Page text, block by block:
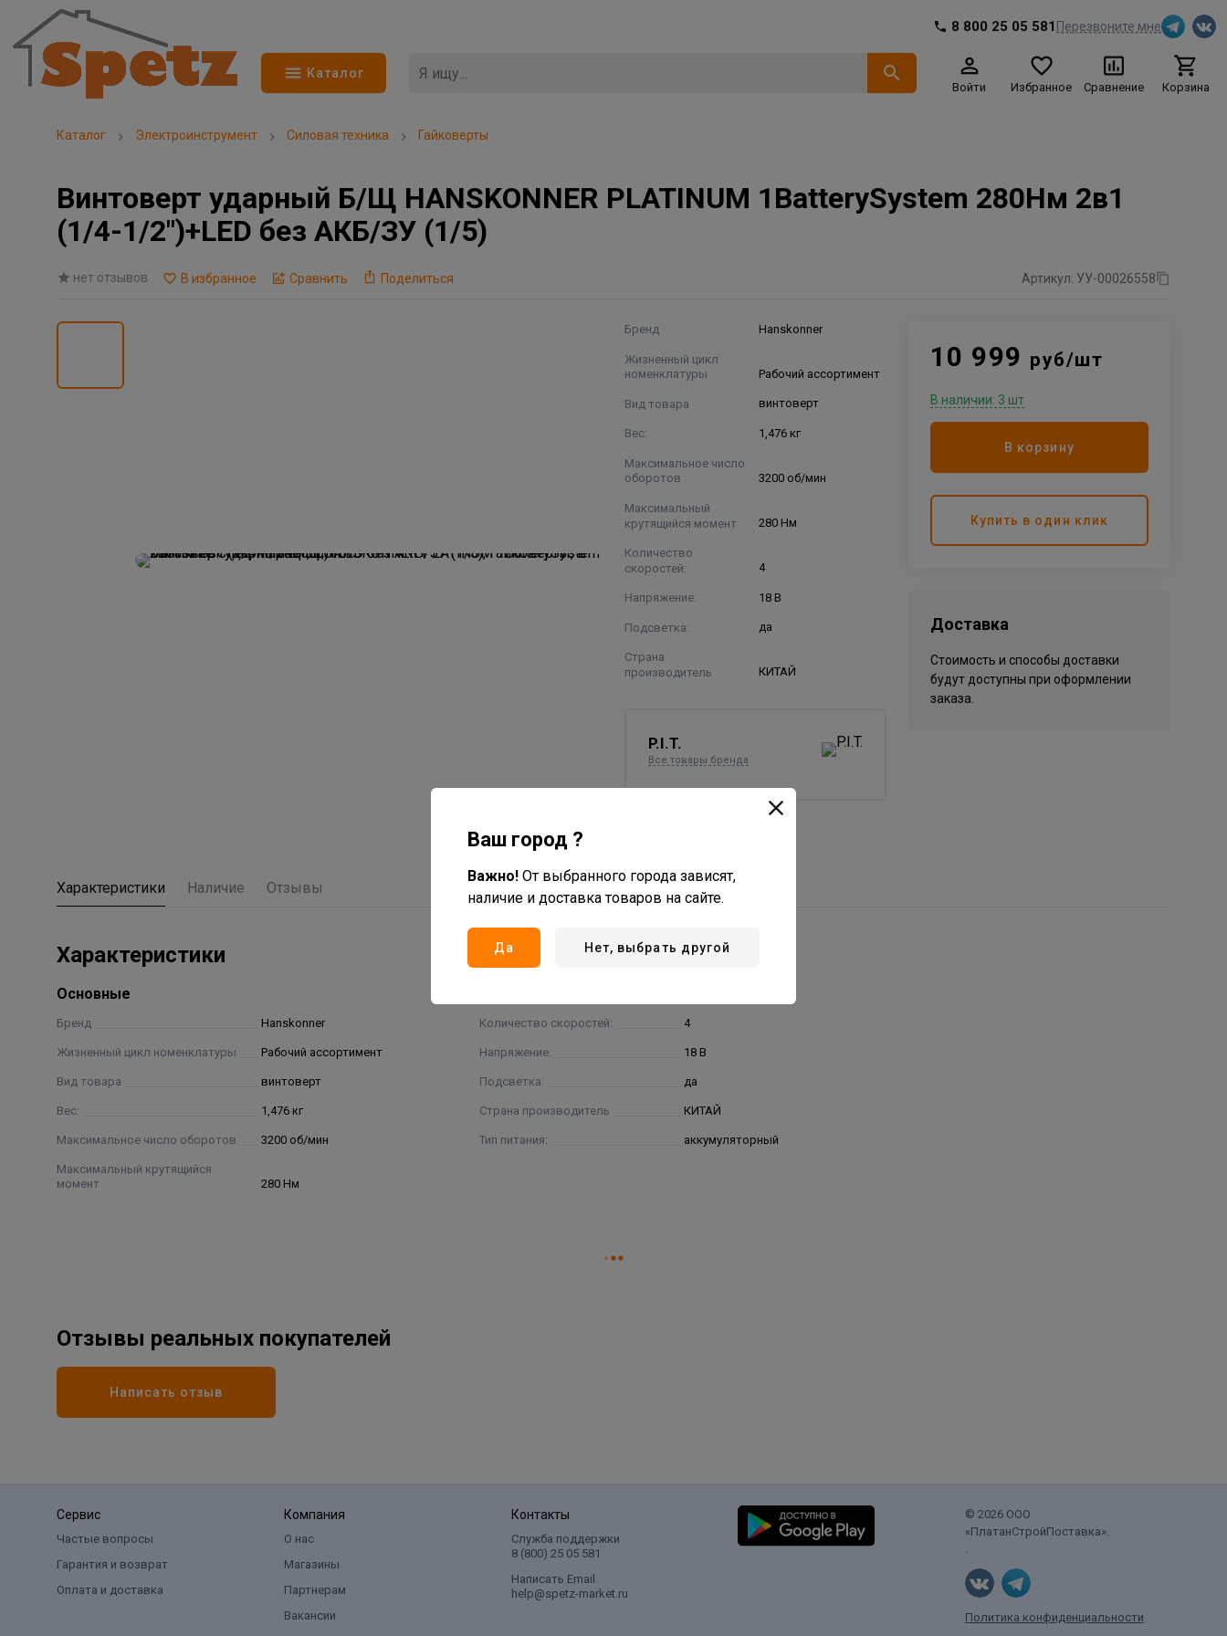
8 800 25 05 581 Перезвоните мне
Каталог
Войти Избранное Сравнение Корзина
Каталог Электроинструмент Силовая техника Гайковерты
Винтоверт ударный Б/Щ HANSKONNER PLATINUM 1BatterySystem 280Нм 2в1
(1/4-1/2")+LED без АКБ/ЗУ (1/5)
нет отзывов В избранное Сравнить Поделиться Артикул: УУ-00026558
Бренд Hanskonner
Жизненный цикл
номенклатуры
Рабочий ассортимент
Вид товара винтоверт
Вес: 1,476 кг
Максимальное число
оборотов
3200 об/мин
Максимальный
крутящийся момент
280 Нм
Количество
скоростей:
4
Напряжение: 18 В
Подсветка: да
Страна
производитель
КИТАЙ
P.I.T.
Все товары бренда
10 999 руб/шт
В наличии: 3 шт
В корзину
Купить в один клик
Доставка
Стоимость и способы доставки
будут доступны при оформлении
заказа.
Характеристики Наличие Отзывы
Характеристики
Основные
Бренд Hanskonner
Жизненный цикл номенклатуры Рабочий ассортимент
Вид товара винтоверт
Вес: 1,476 кг
Максимальное число оборотов 3200 об/мин
Максимальный крутящийся
момент
280 Нм
Количество скоростей: 4
Напряжение: 18 В
Подсветка: да
Страна производитель КИТАЙ
Тип питания: аккумуляторный
Отзывы реальных покупателей
Написать отзыв
Сервис
Частые вопросы
Гарантия и возврат
Оплата и доставка
Компания
О нас
Магазины
Партнерам
Вакансии
Контакты
Служба поддержки
8 (800) 25 05 581
Написать Email
help@spetz-market.ru
© 2026 ООО
«ПлатанСтройПоставка».
.
Политика конфиденциальности
Ваш город ?
Важно! От выбранного города зависят,
наличие и доставка товаров на сайте.
Да Нет, выбрать другой